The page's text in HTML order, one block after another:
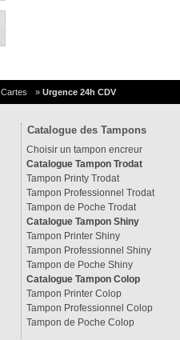
Cartes » Urgence 24h CDV
Catalogue des Tampons
Choisir un tampon encreur
Catalogue Tampon Trodat
Tampon Printy Trodat
Tampon Professionnel Trodat
Tampon de Poche Trodat
Catalogue Tampon Shiny
Tampon Printer Shiny
Tampon Professionnel Shiny
Tampon de Poche Shiny
Catalogue Tampon Colop
Tampon Printer Colop
Tampon Professionnel Colop
Tampon de Poche Colop